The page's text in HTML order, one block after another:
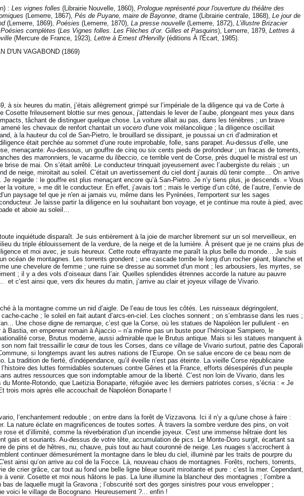
: Les vignes folles (Librairie Nouvelle, 1860), Prologue représenté pour l'ouverture du théâtre des
(Lemerre, 1867), Pés de Puyane, maire de Bayonne, drame (Librairie centrale, 1868), Le jour de
(Lemerre, 1869), Poésies (Lemerre, 1870), La presse nouvelle (Lemerre, 1872), L’illustre Brizacier
Poésies complètes (Les Vignes folles. Les Flèches d’or. Gilles et Pasquins), Lemerre, 1879, Lettres à
(Mercure de France, 1923), Lettre à Ernest d'Hervilly (éditions À l'Écart, 1985).
D'UN VAGABOND (1869)
à six heures du matin, j’étais allègrement grimpé sur l’impériale de la diligence qui va de Corte à
Cosette frileusement blottie sur mes genoux, j'attendais le lever de l’aube, plongeant mes yeux dans
tâchant de distinguer quelque chose. La voiture allait au pas, dans les ténèbres ; un brave
les chevaux de renfort chantait un vocero d'une voix mélancolique ; la diligence oscillait
à la hauteur du col de San-Pietro, le brouillard se dissipant, je poussai un cri d’admiration et
était perchée au sommet d’une route improbable, folle, sans parapet. Au-dessus d’elle, une
menaçante. Au-dessous, un gouffre de cinq ou six cents pieds de profondeur ; un fracas de torrents,
des marronniers, le vacarme du libeccio, ce terrible vent de Corse, près duquel le mistral est un
brise de mai. On s’était arrêté. Le conducteur trinquait joyeusement avec l’aubergiste du relais ; un
de neige, miroitait au soleil. C’était un avertissement du ciel dont j’aurais dû tenir compte… On arrive
Je regarde : le gouffre est plus menaçant encore qu’à San-Pietro. Je n’y tiens plus, je descends. « Vous
la voiture, » me dit le conducteur. En effet, j’avais tort ; mais le vertige d’un côté, de l’autre, l’envie de
paysage tel que je n'en ai jamais vu, même dans les Pyrénées, l'emportent sur les sages
Je laisse partir la diligence en lui souhaitant bon voyage, et je continue ma route à pied, avec
et aboie au soleil…
inquiétude disparaît. Je suis entièrement à la joie de marcher librement sur un sol merveilleux, en
du triple éblouissement de la verdure, de la neige et de la lumière. À présent que je ne crains plus de
et moi avec, je suis heureux. Cette route effrayante me paraît la plus belle du monde… Je suis
océan de montagnes. Les torrents grondent ; une cascade tombe le long d'un rocher géant, blanche et
une chevelure de femme ; une ruine se dresse au sommet d'un mont ; les arbousiers, les myrtes, se
; il y a des vols d’oiseaux dans l’air. Quelles splendides étrennes accorde la nature au pauvre
et c’est ainsi que, vers dix heures du matin, j’arrive au clair et joyeux village de Vivario.
à la montagne comme un nid d’aigle. De l’eau de tous les côtés. Les ruisseaux dégringolent,
cache ; le soleil en fait autant d’arcs-en-ciel. Les cloches sonnent ; on s’embrasse dans les rues ;
Une chose digne de remarque, c’est que la Corse, où les statues de Napoléon Ier pullulent - en
à Bastia, en empereur romain à Ajaccio – n’a même pas un buste pour l’héroïque Sampiero, le
corse, Brutus moderne, aussi admirable que le Brutus antique. Mais si les statues manquent à
son nom fait tressaillir le cœur de tous les Corses, dans ce village de Vivario surtout, patrie des Caporali
si longtemps avant les autres nations de l’Europe. On se salue encore de ce beau nom de
La tradition de fierté, d’indépendance, qu’il éveille n’est pas éteinte. La vieille Corse républicaine
l’histoire des luttes formidables soutenues contre Gênes et la France, efforts désespérés d’un peuple
autres ressources que son indomptable amour de la liberté. C’est non loin de Vivario, dans les
du Monte-Rotondo, que Laetizia Bonaparte, réfugiée avec les derniers patriotes corses, s’écria : « Je
trois mois après elle accouchait de Napoléon Bonaparte !
l’enchantement redouble ; on entre dans la forêt de Vizzavona. Ici il n’y a qu'une chose à faire :
La nature éclate en magnificences de toutes sortes. À travers la sombre verdure des pins, on voit
rose et d’illimité, comme la réverbération d’un incendie joyeux. C'est une immense hêtraie dont les
gais et souriants. Au-dessus de votre tête, accumulation de pics. Le Monte-Doro surgit, écartant sa
de pins et de hêtres, nu, chauve, puis tout au haut couronné de neige. Les nuages s’accrochent à
continuer démesurément la montagne dans le bleu du ciel, illuminé par les traits de pourpre du
ainsi qu’on arrive au col de la Focce. Là, nouveau chaos de montagnes. Forêts, rochers, torrents,
de crier grâce, car tout au fond une belle ligne bleue sourit miroitante et pure : c’est la mer. Cependant,
à venir. Cosette et moi nous hâtons le pas. La lune illumine la blancheur des montagnes ; l’ombre a
bas de laquelle mugit la Gravona ; l’obscurité sort des gorges sinistres pour vous envelopper ;
voici le village de Bocognano. Heureusement ?... enfin !